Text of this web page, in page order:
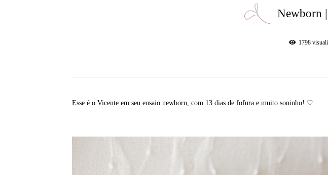
Newborn
1798
Esse é o Vicente em seu ensaio newborn, com 13 dias de fofura e muito soninho! ♡